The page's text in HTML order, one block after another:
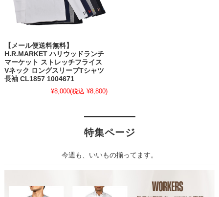
【メール便送料無料】
H.R.MARKET ハリウッドランチ
マーケット ストレッチフライス
Vネック ロングスリーブTシャツ
長袖 CL1857 1004671
¥8,000(税込 ¥8,800)
特集ページ
今週も、いいもの揃ってます。